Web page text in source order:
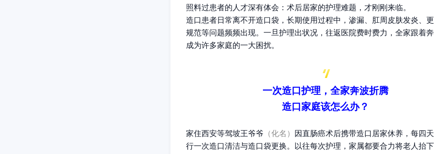
照料过患者的人才深有体会：术后居家的护理难题，才刚刚来临。
造口患者日常离不开造口袋，长期使用过程中，渗漏、肛周皮肤发炎、
规范等问题频频出现。一旦护理出状况，往返医院费时费力，全家跟着
成为许多家庭的一大困扰。
一次造口护理，全家奔波折腾
造口家庭该怎么办？
家住西安等驾坡王爷爷 （化名）
因直肠癌术后携带造口居家休养，每四
行一次造口清洁与造口袋更换。以往每次护理，家属都要合力将老人抬